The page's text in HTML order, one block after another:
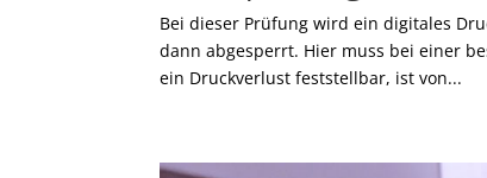
Bei dieser Prüfung wird ein digitales
dann abgesperrt. Hier muss bei einer
ein Druckverlust feststellbar, ist von...